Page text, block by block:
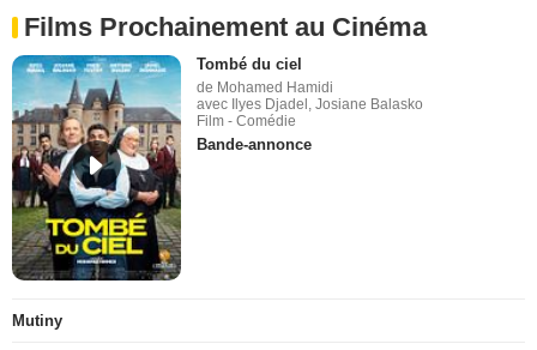
Films Prochainement au Cinéma
Tombé du ciel
de Mohamed Hamidi
avec Ilyes Djadel, Josiane Balasko
Film - Comédie
Bande-annonce
Mutiny